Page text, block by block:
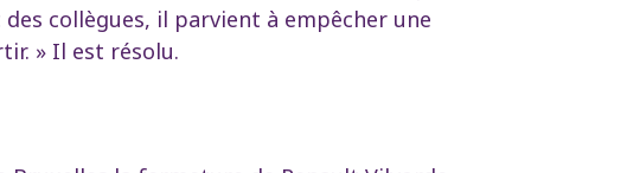
collègues, il parvient à empêcher une
» Il est résolu.